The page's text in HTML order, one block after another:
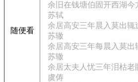
随便看
余旧在钱塘伯固开西湖今
苏轼
余居高安三年晨入莫出辄
苏辙
余居高安三年每晨入莫出
苏辙
余居太夫人忧三年泪枯老
虞俦